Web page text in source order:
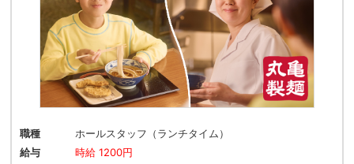
職種
ホールスタッフ（ランチタイム）
給与
時給 1200円